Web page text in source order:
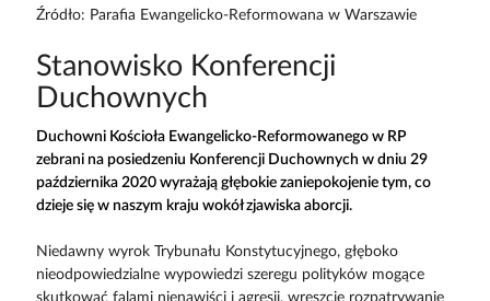
Źródło: Parafia Ewangelicko-Reformowana w Warszawie
Stanowisko Konferencji
Duchownych
Duchowni Kościoła Ewangelicko-Reformowanego w RP
zebrani na posiedzeniu Konferencji Duchownych w dniu 29
października 2020 wyrażają głębokie zaniepokojenie tym, co
dzieje się w naszym kraju wokół zjawiska aborcji.
Niedawny wyrok Trybunału Konstytucyjnego, głęboko
nieodpowiedzialne wypowiedzi szeregu polityków mogące
skutkować falami nienawiści i agresji, wreszcie rozpatrywanie